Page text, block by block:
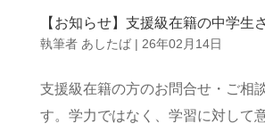
【お知らせ】支援級在籍の中学生
執筆者 あしたば| 26年02月14日
支援級在籍の方のお問合せ・ご相
す。学力ではなく、学習に対して